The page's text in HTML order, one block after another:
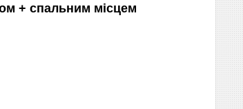
+ спальним місцем